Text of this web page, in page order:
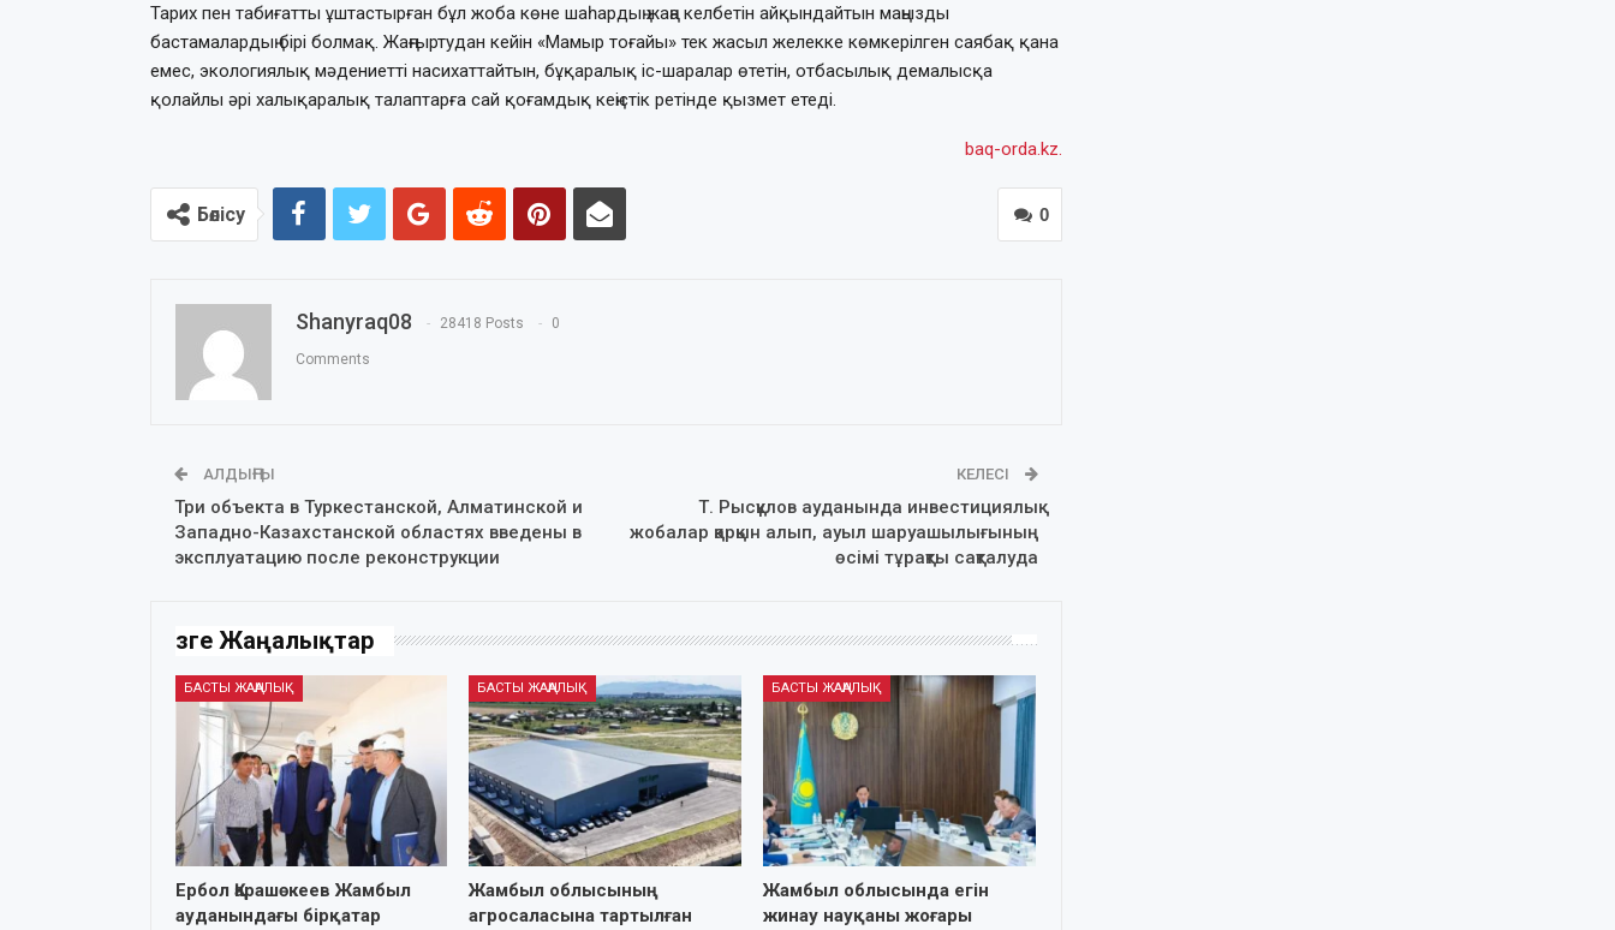
Тарих пен табиғатты ұштастырған бұл жоба көне шаһардың жаңа келбетін айқындайтын маңызды
бастамалардың бірі болмақ. Жаңғыртудан кейін «Мамыр тоғайы» тек жасыл желекке көмкерілген саябақ қана
емес, экологиялық мәдениетті насихаттайтын, бұқаралық іс-шаралар өтетін, отбасылық демалысқа
қолайлы әрі халықаралық талаптарға сай қоғамдық кеңістік ретінде қызмет етеді.
baq-orda.kz.
0
Бөлісу
Shanyraq08 28418 Posts 0
Comments
АЛДЫҢҒЫ
Три объекта в Туркестанской, Алматинской и
Западно-Казахстанской областях введены в
эксплуатацию после реконструкции
КЕЛЕСІ
Т. Рысқұлов ауданында инвестициялық
жобалар қарқын алып, ауыл шаруашылығының
өсімі тұрақты сақталуда
Өзге Жаңалықтар
БАСТЫ ЖАҢАЛЫҚ
Ербол Қарашөкеев Жамбыл
ауданындағы бірқатар
БАСТЫ ЖАҢАЛЫҚ
Жамбыл облысының
агросаласына тартылған
БАСТЫ ЖАҢАЛЫҚ
Жамбыл облысында егін
жинау науқаны жоғары